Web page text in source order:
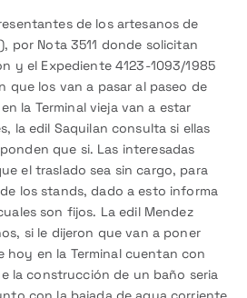
de los artesanos de
por Nota 3511 donde solicitan
y el Expediente 4123-1093/1985
que los van a pasar al paseo de
la Terminal vieja van a estar
la edil Saquilan consulta si ellas
que si. Las interesadas
el traslado sea sin cargo, para
los stands, dado a esto informa
son fijos. La edil Mendez
si le dijeron que van a poner
hoy en la Terminal cuentan con
la construcción de un baño seria